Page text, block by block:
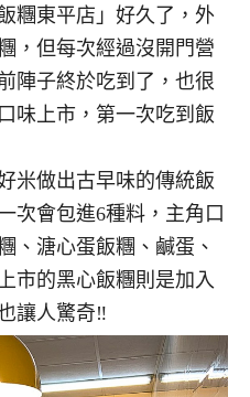
糰東平店」好久了，外
，但每次經過沒開門營
陣子終於吃到了，也很
味上市，第一次吃到飯
米做出古早味的傳統飯
次會包進6種料，主角口
、溏心蛋飯糰、鹹蛋、
市的黑心飯糰則是加入
讓人驚奇‼️